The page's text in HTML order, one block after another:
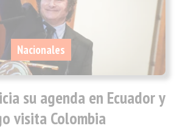
su agenda en Ecuador y
visita Colombia
Nacionales